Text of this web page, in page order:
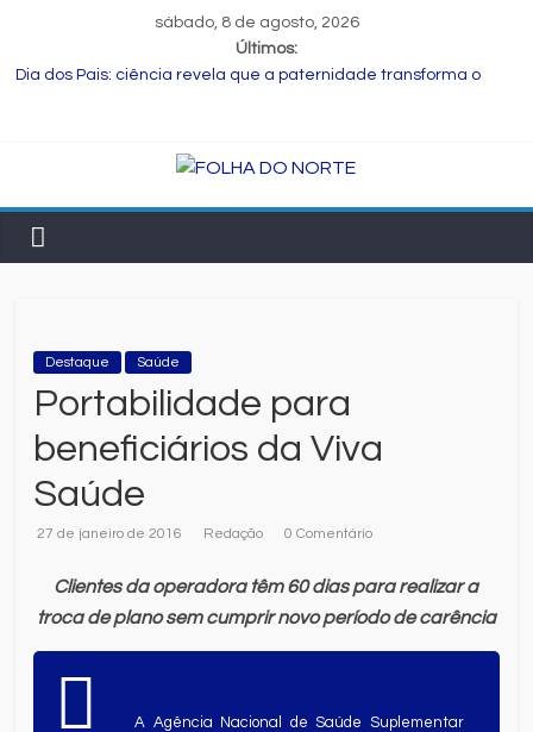
sábado, 8 de agosto, 2026
Últimos:
Dia dos Pais: ciência revela que a paternidade transforma o
entrevistas com os candidatos ao Governo do Estado
em quatro praças.
Bruno Reis e Zé Cocá são recebidos por Wilson Cardoso para
Destaque Saúde
Portabilidade para
beneficiários da Viva
Saúde
27 de janeiro de 2016 Redação 0 Comentário
Clientes da operadora têm 60 dias para realizar a
troca de plano sem cumprir novo período de carência
A Agência Nacional de Saúde Suplementar